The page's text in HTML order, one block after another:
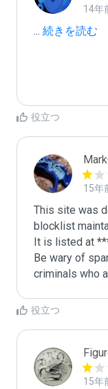
14年
... 続きを読む
役立つ
15年
This site was
blocklist
It is listed at
Be wary of
criminals who
役立つ
15年